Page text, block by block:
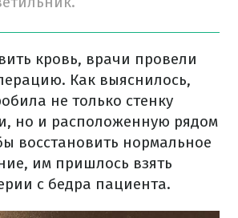
кровь, врачи провели
Как выяснилось,
не только стенку
но и расположенную рядом
восстановить нормальное
им пришлось взять
с бедра пациента.